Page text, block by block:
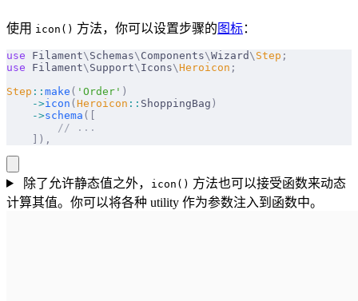
使用 icon() 方法，你可以设置步骤的 图标：
use Filament\ Schemas\ Components\Wizard \ Step ;
use Filament\ Support\ Icons\Heroicon ;
Step :: make ( 'Order' )
    ->
icon ( Heroicon :: ShoppingBag )
    ->
schema ([
        // ...
    ]),
除了允许静态值之外， icon() 方法也可以接受函数来动态
计算其值。你可以将各种 utility 作为参数注入到函数中。